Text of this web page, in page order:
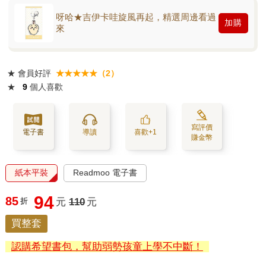
呀哈★吉伊卡哇旋風再起，精選周邊看過
來
加購
★ 會員好評 ★★★★★（2）
★
9 個人喜歡
電子書 導讀 喜歡+1
寫評價
賺金幣
紙本平裝 Readmoo 電子書
85 折 94 元 110 元
買整套
認購希望書包，幫助弱勢孩童上學不中斷！